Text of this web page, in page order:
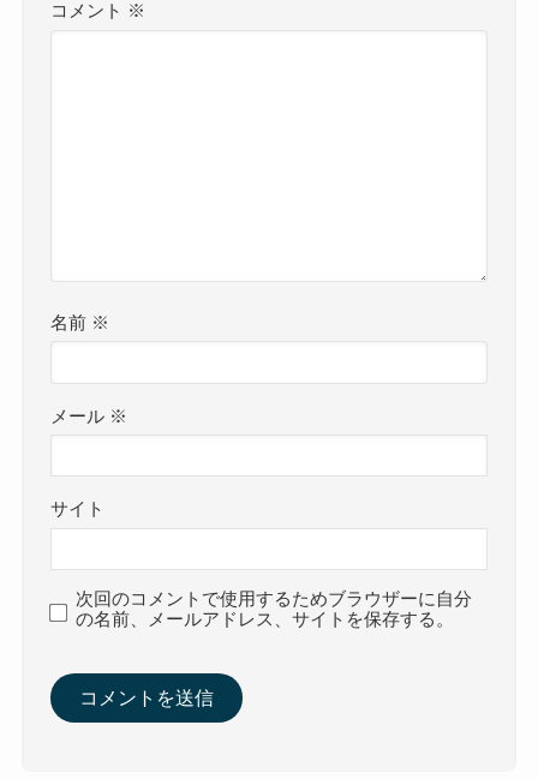
コメント ※
名前 ※
メール ※
サイト
次回のコメントで使用するためブラウザーに自分
の名前、メールアドレス、サイトを保存する。